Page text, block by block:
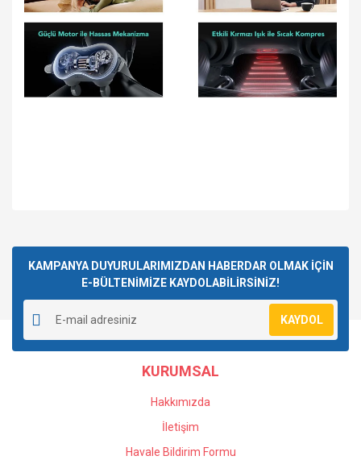
KAMPANYA DUYURULARIMIZDAN HABERDAR OLMAK İÇİN
E-BÜLTENİMİZE KAYDOLABİLİRSİNİZ!
KAYDOL
KURUMSAL
Hakkımızda
İletişim
Havale Bildirim Formu